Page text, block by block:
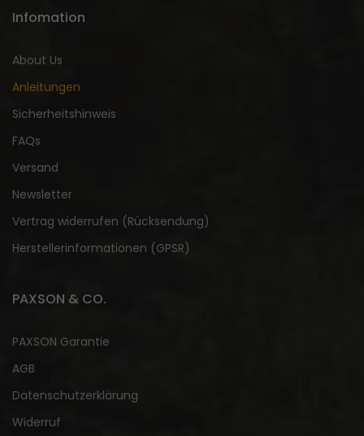
Infomation
About Us
Anleitungen
Sicherheitshinweis
FAQs
Versand
Newsletter
Vertrag widerrufen (Rücksendung)
Herstellerinformationen (GPSR)
PAXSON & CO.
PAXSON Garantie
AGB
Datenschutzerklärung
Widerruf